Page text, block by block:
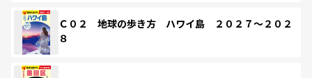
Ｃ０２ 地球の歩き方 ハワイ島 ２０２７～２０２
８